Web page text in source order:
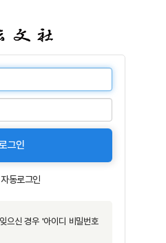
그인
자동로그인
으신 경우 '아이디 비밀번호